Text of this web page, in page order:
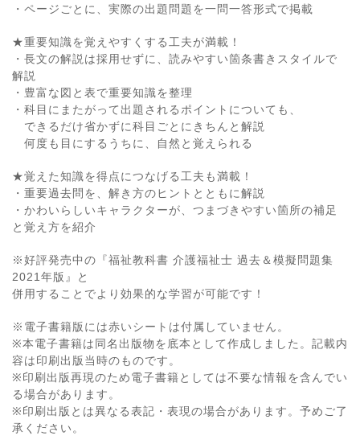
・ページごとに、実際の出題問題を一問一答形式で掲載
★重要知識を覚えやすくする工夫が満載！
・長文の解説は採用せずに、読みやすい箇条書きスタイルで
解説
・豊富な図と表で重要知識を整理
・科目にまたがって出題されるポイントについても、
できるだけ省かずに科目ごとにきちんと解説
何度も目にするうちに、自然と覚えられる
★覚えた知識を得点につなげる工夫も満載！
・重要過去問を、解き方のヒントとともに解説
・かわいらしいキャラクターが、つまづきやすい箇所の補足
と覚え方を紹介
※好評発売中の『福祉教科書 介護福祉士 過去＆模擬問題集
2021年版』と
併用することでより効果的な学習が可能です！
※電子書籍版には赤いシートは付属していません。
※本電子書籍は同名出版物を底本として作成しました。記載内
容は印刷出版当時のものです。
※印刷出版再現のため電子書籍としては不要な情報を含んでい
る場合があります。
※印刷出版とは異なる表記・表現の場合があります。予めご了
承ください。